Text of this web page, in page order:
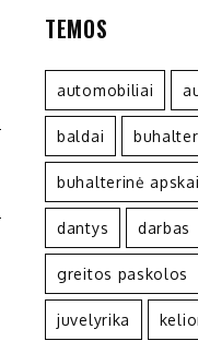
TEMOS
automobiliai
baldai
buhalterinė
dantys darbas
greitos paskolos
juvelyrika